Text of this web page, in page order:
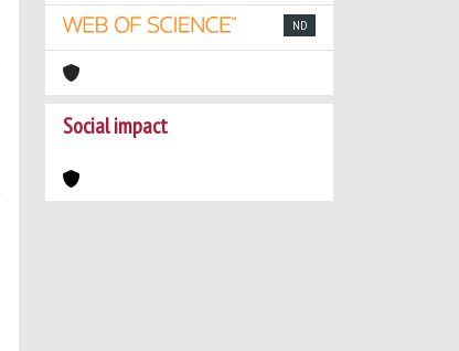
ND
Social impact